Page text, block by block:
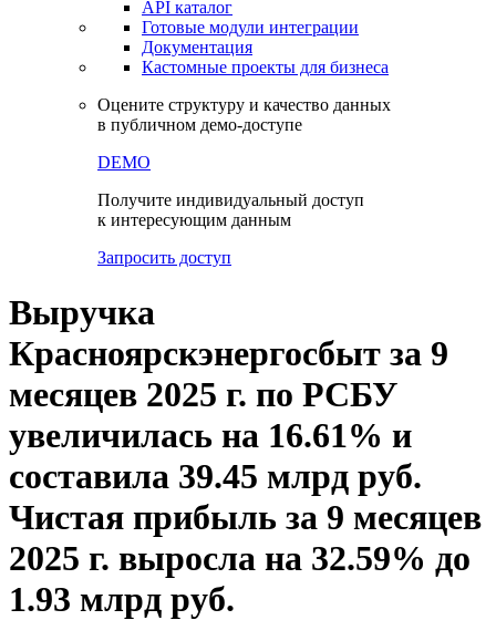
API каталог
Готовые модули интеграции
Документация
Кастомные проекты для бизнеса
Оцените структуру и качество данных
в публичном демо-доступе
DEMO
Получите индивидуальный доступ
к интересующим данным
Запросить доступ
Выручка
Красноярскэнергосбыт за 9
месяцев 2025 г. по РСБУ
увеличилась на 16.61% и
составила 39.45 млрд руб.
Чистая прибыль за 9 месяцев
2025 г. выросла на 32.59% до
1.93 млрд руб.